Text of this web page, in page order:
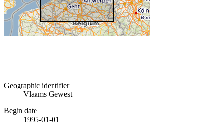
Geographic identifier
Vlaams Gewest
Begin date
1995-01-01